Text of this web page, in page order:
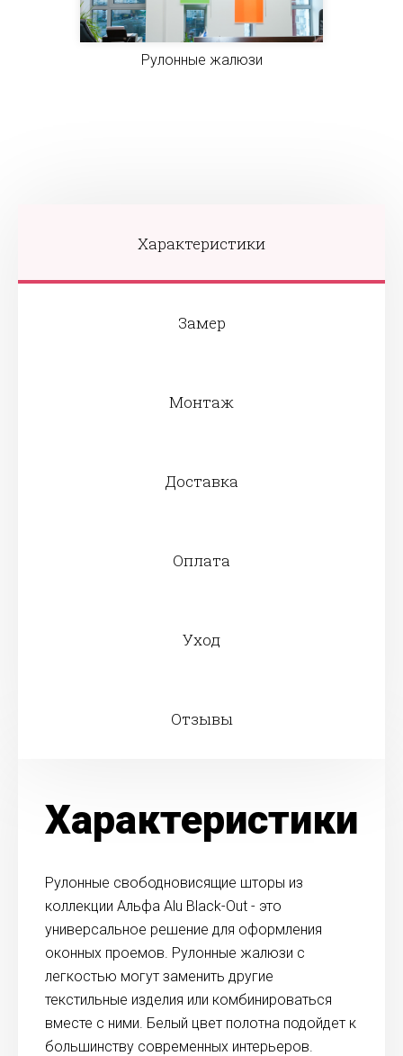
Рулонные жалюзи
Характеристики
Замер
Монтаж
Доставка
Оплата
Уход
Отзывы
Характеристики
Рулонные свободновисящие шторы из
коллекции Альфа Alu Black-Out - это
универсальное решение для оформления
оконных проемов. Рулонные жалюзи с
легкостью могут заменить другие
текстильные изделия или комбинироваться
вместе с ними. Белый цвет полотна подойдет к
большинству современных интерьеров.